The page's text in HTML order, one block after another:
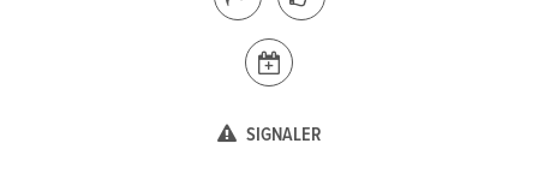
SIGNALER